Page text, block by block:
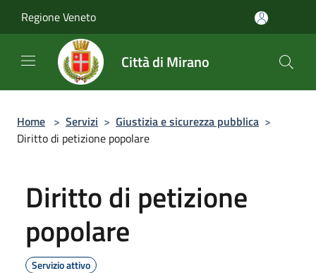
Regione Veneto
Città di Mirano
Home > Servizi > Giustizia e sicurezza pubblica >
Diritto di petizione popolare
Diritto di petizione
popolare
Servizio attivo